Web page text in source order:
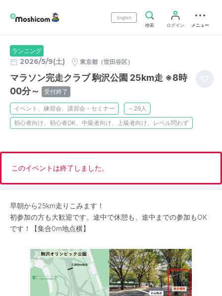
English
検索
ログイン メニュー
ランニング
2026/5/9(土) 東京都（世田谷区）
マラソン完走クラブ 駒沢公園 25km走 ※8時
00分～
受付終了
イベント、練習会、講習会・セミナー
～29人
初心者向け、初心者OK、中級者向け、上級者向け、レベル問わず
このイベントは終了しました。
早朝から25km走りこみます！
初参加の方も大歓迎です。途中で休憩も、途中までの参加もOK
です！【集合0m地点横】